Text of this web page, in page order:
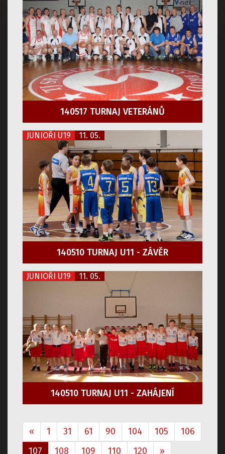
140517 TURNAJ VETERÁNŮ
JUNIOŘI U19 11. 05.
140510 TURNAJ U11 - ZÁVĚR
JUNIOŘI U19 11. 05.
140510 TURNAJ U11 - ZAHÁJENÍ
« 1 31 61 90 104 105
106
107
108 109 110 120 »